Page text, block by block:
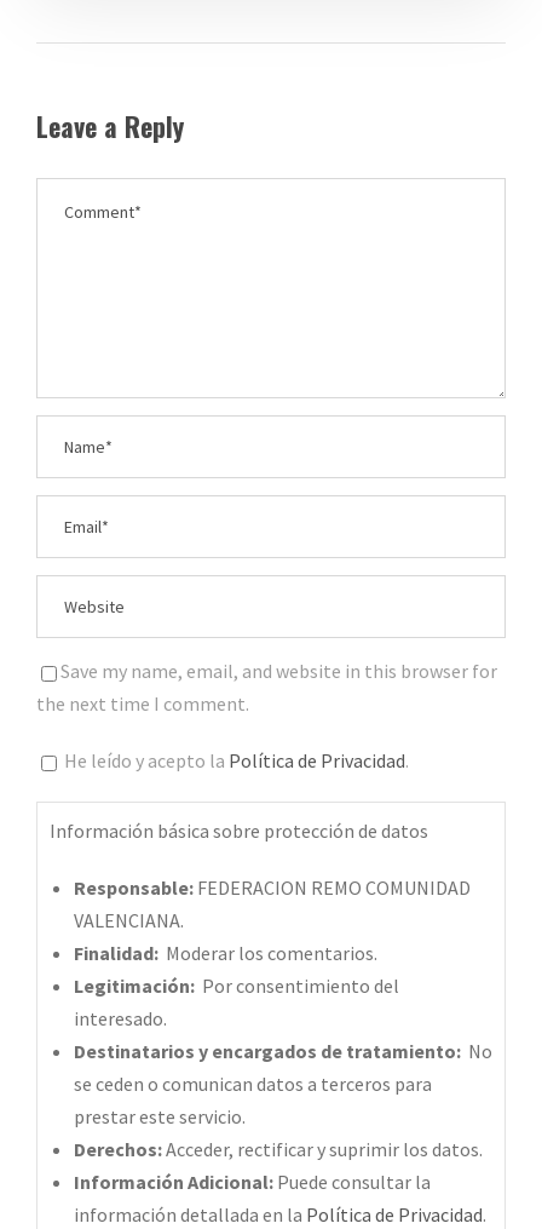
Leave a Reply
Save my name, email, and website in this browser for
the next time I comment.
He leído y acepto la Política de Privacidad.
Información básica sobre protección de datos
Responsable: FEDERACION REMO COMUNIDAD
VALENCIANA.
Finalidad: Moderar los comentarios.
Legitimación: Por consentimiento del
interesado.
Destinatarios y encargados de tratamiento: No
se ceden o comunican datos a terceros para
prestar este servicio.
Derechos:Acceder, rectificar y suprimir los datos.
Información Adicional: Puede consultar la
información detallada en la Política de Privacidad.